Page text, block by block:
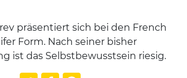
präsentiert sich bei den French
Form. Nach seiner bisher
ist das Selbstbewusstsein riesig.